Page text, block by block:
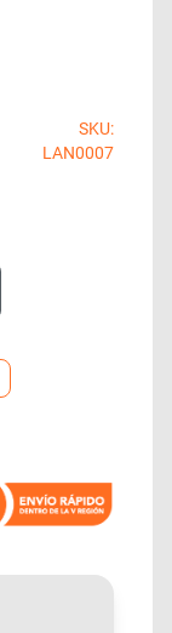
SKU:
LAN0007